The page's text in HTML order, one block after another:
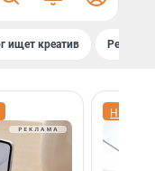
ищет креатив